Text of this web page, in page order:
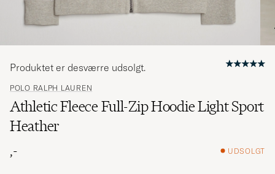
POLO RALPH LAUREN
Athletic Fleece Full-Zip Hoodie Light Sport
Heather
,-
UDSOLGT
Produktet er desværre udsolgt.